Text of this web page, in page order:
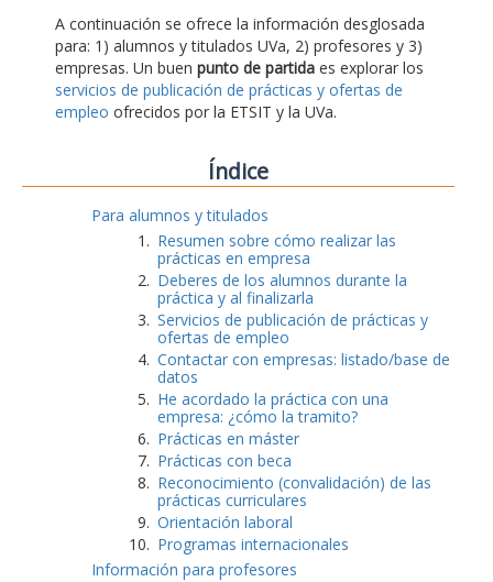
A continuación se ofrece la información desglosada
para: 1) alumnos y titulados UVa, 2) profesores y 3)
empresas. Un buen punto de partida es explorar los
servicios de publicación de prácticas y ofertas de
empleo ofrecidos por la ETSIT y la UVa.
Índice
Para alumnos y titulados
Resumen sobre cómo realizar las
prácticas en empresa
Deberes de los alumnos durante la
práctica y al finalizarla
Servicios de publicación de prácticas y
ofertas de empleo
Contactar con empresas: listado/base de
datos
He acordado la práctica con una
empresa: ¿cómo la tramito?
Prácticas en máster
Prácticas con beca
Reconocimiento (convalidación) de las
prácticas curriculares
Orientación laboral
Programas internacionales
Información para profesores